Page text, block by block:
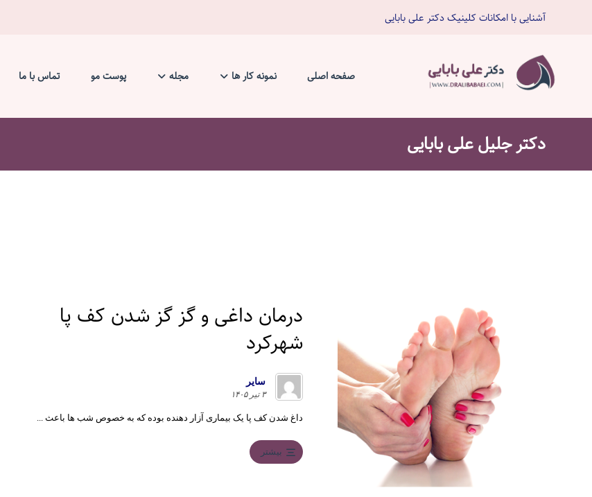
آشنایی با امکانات کلینیک دکتر علی بابایی
صفحه اصلی نمونه کار ها مجله پوست مو تماس با ما
دکتر جلیل علی بابایی
درمان داغی و گز گز شدن کف پا
شهرکرد
سایر
۳ تیر ۱۴۰۵
داغ شدن کف پا یک بیماری آزار دهنده بوده که به خصوص شب ها باعث ...
بیشتر